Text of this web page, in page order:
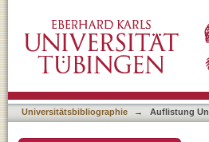
Universitätsbibliographie → Auflistung